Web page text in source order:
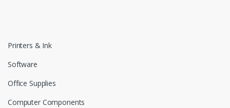
Printers & Ink
Software
Office Supplies
Computer Components